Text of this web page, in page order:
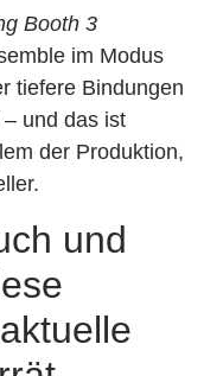
Booth 3
im Modus
tiefere Bindungen
und das ist
der Produktion,
und